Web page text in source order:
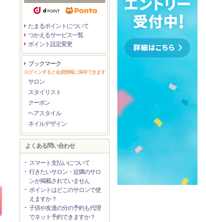
たまるポイントについて
つかえるサービス一覧
ポイント設定変更
ブックマーク
ログインすると会員情報に保存できます
サロン
スタイリスト
クーポン
ヘアスタイル
ネイルデザイン
よくある問い合わせ
スマート支払いについて
行きたいサロン・近隣のサロ
ンが掲載されていません
ポイントはどこのサロンで使
えますか？
子供や友達の分の予約も代理
でネット予約できますか？